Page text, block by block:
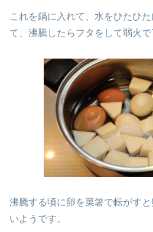
これを鍋に入れて、水をひたひ
て、沸騰したらフタをして弱火で
沸騰する頃に卵を菜箸で転がす
いようです。